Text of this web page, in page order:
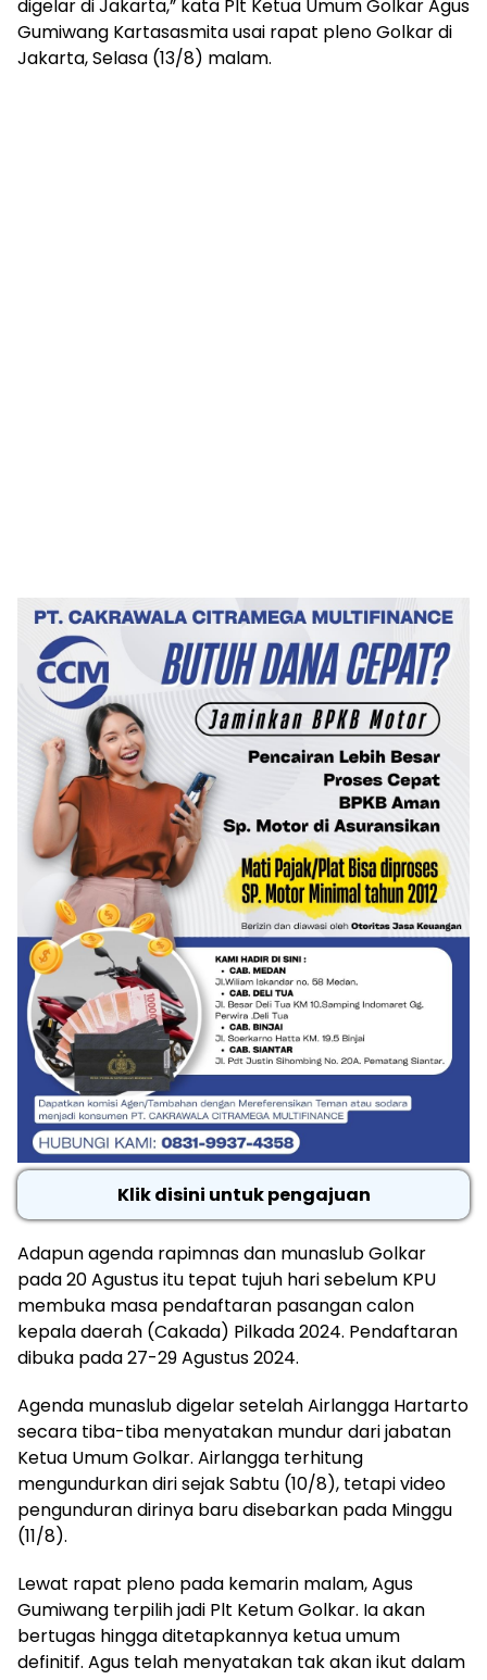
digelar di Jakarta,” kata Plt Ketua Umum Golkar Agus
Gumiwang Kartasasmita usai rapat pleno Golkar di
Jakarta, Selasa (13/8) malam.
Klik disini untuk pengajuan
Adapun agenda rapimnas dan munaslub Golkar
pada 20 Agustus itu tepat tujuh hari sebelum KPU
membuka masa pendaftaran pasangan calon
kepala daerah (Cakada) Pilkada 2024. Pendaftaran
dibuka pada 27-29 Agustus 2024.
Agenda munaslub digelar setelah Airlangga Hartarto
secara tiba-tiba menyatakan mundur dari jabatan
Ketua Umum Golkar. Airlangga terhitung
mengundurkan diri sejak Sabtu (10/8), tetapi video
pengunduran dirinya baru disebarkan pada Minggu
(11/8).
Lewat rapat pleno pada kemarin malam, Agus
Gumiwang terpilih jadi Plt Ketum Golkar. Ia akan
bertugas hingga ditetapkannya ketua umum
definitif. Agus telah menyatakan tak akan ikut dalam